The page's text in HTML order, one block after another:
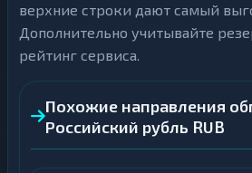
верхние строки дают самый
Дополнительно учитывайте
рейтинг сервиса.
Похожие направления
Российский рубль RUB